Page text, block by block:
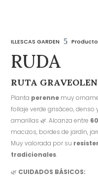
ILLESCAS GARDEN 5
RUDA
RUTA
Planta perenne muy
follaje verde grisáceo,
amarillas 🌿. Alcanza entre
macizos, bordes de jardín,
Muy valorada por su
tradicionales.
🌿 CUIDADOS BÁSICOS: